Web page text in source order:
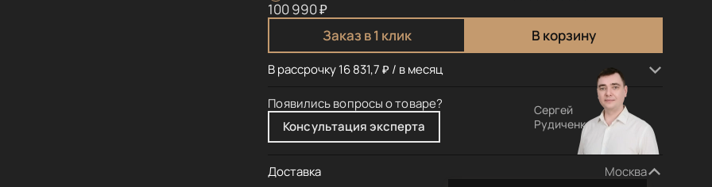
100 990 ₽
Заказ в 1 клик
В корзину
В рассрочку 16 831,7 ₽ / в месяц
Появилисьвопросы о товаре?
Консультация эксперта
Сергей
Рудиченко
Доставка
Москва